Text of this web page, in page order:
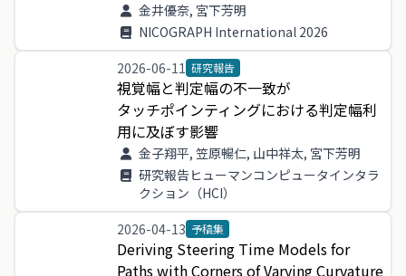
金井優奈, 宮下芳明
NICOGRAPH International 2026
2026-06-11 研究報告
視覚幅と判定幅の不一致が
タッチポインティングにおける判定幅利
用に及ぼす影響
金子翔平, 笠原暢仁, 山中祥太, 宮下芳明
研究報告ヒューマンコンピュータインタラ
クション（HCI）
2026-04-13 予稿集
Deriving Steering Time Modelsfor
PathswithCornersofVaryingCurvature